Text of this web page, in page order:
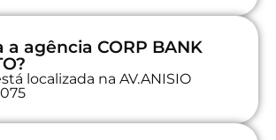
a agência CORP BANK
localizada na AV.ANISIO